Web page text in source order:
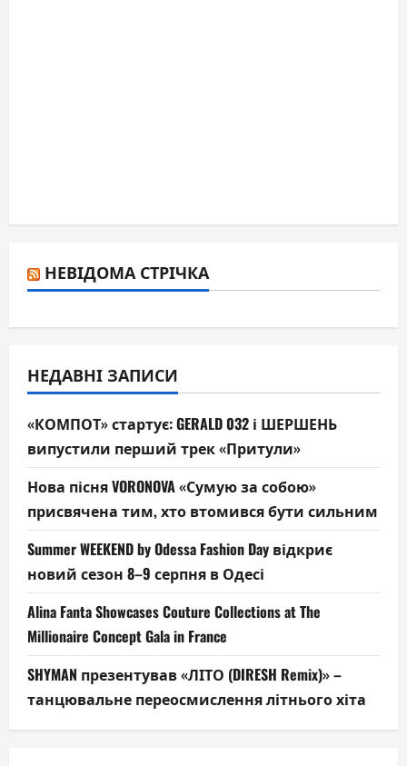
НЕВІДОМА СТРІЧКА
НЕДАВНІ ЗАПИСИ
«КОМПОТ» стартує: GERALD 032 і ШЕРШЕНЬ
випустили перший трек «Притули»
Нова пісня VORONOVA «Сумую за собою»
присвячена тим, хто втомився бути сильним
Summer WEEKEND by Odessa Fashion Day відкриє
новий сезон 8–9 серпня в Одесі
Alina Fanta Showcases Couture Collections at The
Millionaire Concept Gala in France
SHYMAN презентував «ЛІТО (DIRESH Remix)» –
танцювальне переосмислення літнього хіта